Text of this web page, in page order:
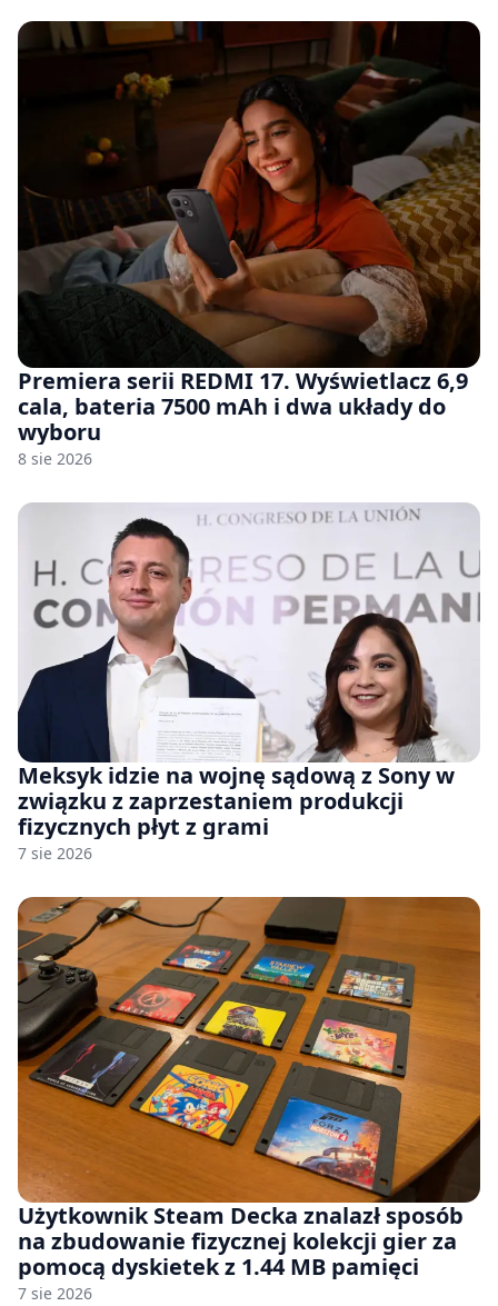
Premiera serii REDMI 17. Wyświetlacz 6,9
cala, bateria 7500 mAh i dwa układy do
wyboru
8 sie 2026
Meksyk idzie na wojnę sądową z Sony w
związku z zaprzestaniem produkcji
fizycznych płyt z grami
7 sie 2026
Użytkownik Steam Decka znalazł sposób
na zbudowanie fizycznej kolekcji gier za
pomocą dyskietek z 1.44 MB pamięci
7 sie 2026